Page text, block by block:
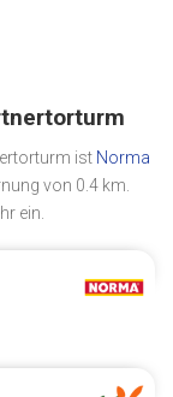
ist Norma
von 0.4 km.
ein.